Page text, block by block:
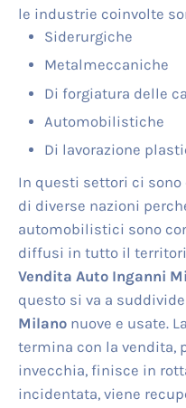
le industrie coinvolte
Siderurgiche
Metalmeccaniche
Di forgiatura delle
Automobilistiche
Di lavorazione
In questi settori ci
di diverse nazioni
automobilistici sono
diffusi in tutto il
Vendita Auto Inganni
questo si va a
Milanonuove e usate.
termina con la vendita,
invecchia, finisce in
incidentata, viene